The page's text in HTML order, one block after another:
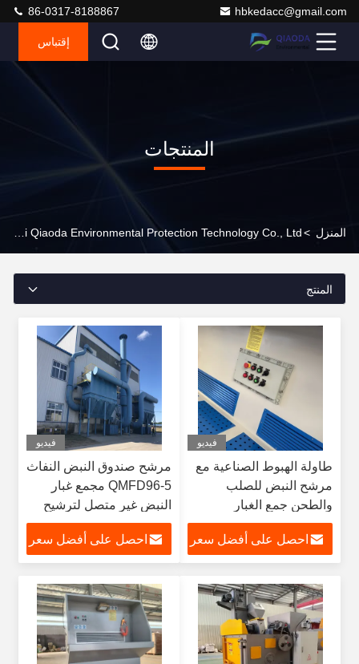
hbkedacc@gmail.com
86-0317-8188867
إقتباس
المنتجات
المنزل >
المنتج
فيديو
طاولة الهبوط الصناعية مع
مرشح النبض للصلب
والطحن جمع الغبار
احصل على أفضل سعر
فيديو
مرشح صندوق النبض النفاث
QMFD96-5 مجمع غبار
النبض غير متصل لترشيح
الهواء الصناعي
احصل على أفضل سعر